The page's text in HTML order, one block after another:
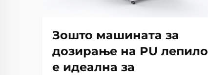
Зошто машината за
дозирање на PU лепило
е идеална за